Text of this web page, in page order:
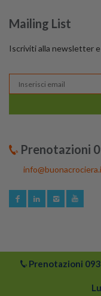
Mailing List
Iscriviti alla newsletter
Prenotazioni
© 2024
Buonacrociera e i
Prenotazioni